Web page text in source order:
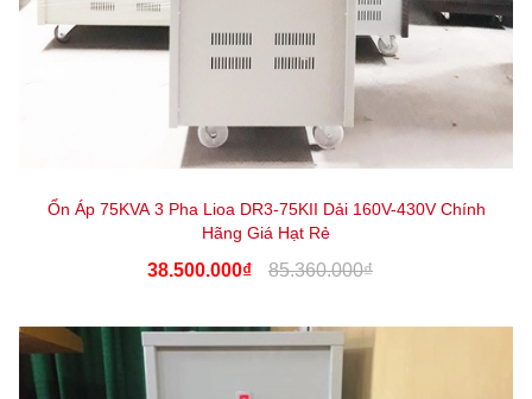
Ổn Áp 75KVA 3 Pha Lioa DR3-75KII Dải 160V-430V Chính
Hãng Giá Hạt Rẻ
38.500.000₫ 85.360.000₫